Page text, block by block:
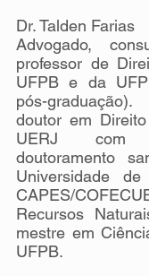
Dr. Talden Farias
Advogado,
professor de
UFPB e da
pós-
doutor em
UERJ com
doutoramento
Universidade
CAPES/
Recursos
mestre em
UFPB.